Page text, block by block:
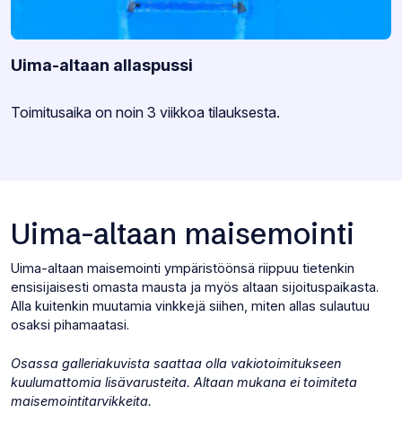
Uima-altaan allaspussi
Varastotilanne:
Toimitusaika on noin 3 viikkoa tilauksesta.
Uima-altaan maisemointi
Uima-altaan maisemointi ympäristöönsä riippuu tietenkin
ensisijaisesti omasta mausta ja myös altaan sijoituspaikasta.
Alla kuitenkin muutamia vinkkejä siihen, miten allas sulautuu
osaksi pihamaatasi.
Osassa galleriakuvista saattaa olla vakiotoimitukseen
kuulumattomia lisävarusteita. Altaan mukana ei toimiteta
maisemointitarvikkeita.